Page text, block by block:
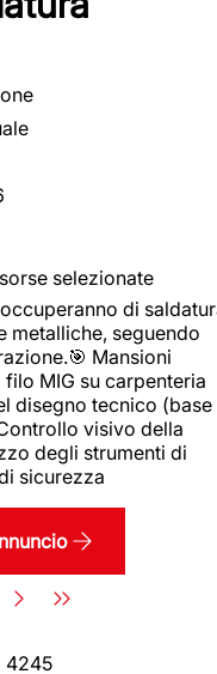
selezionate
di
metalliche, seguendo
Mansioni
MIG su carpenteria
disegno tecnico (base
visivo della
degli strumenti di
sicurezza
4245